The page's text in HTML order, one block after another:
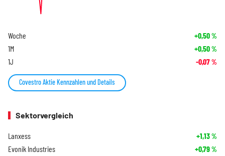
Woche +0,50%
1M +0,50%
1J -0,07%
Covestro Aktie Kennzahlen und Details
Sektorvergleich
Lanxess +1,13%
Evonik Industries +0,79%